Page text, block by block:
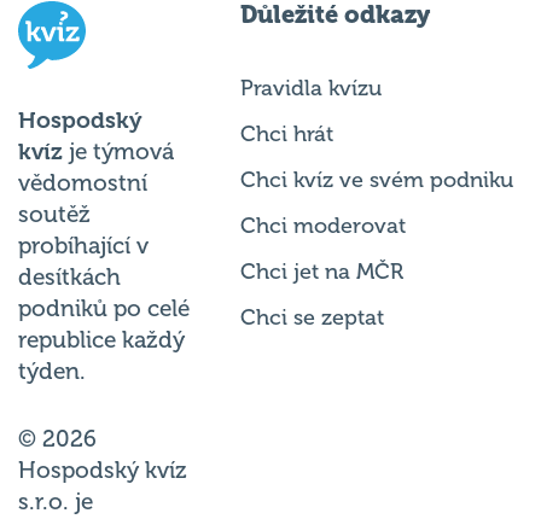
Hospodský
kvíz je týmová
vědomostní
soutěž
probíhající v
desítkách
podniků po celé
republice každý
týden.
© 2026
Hospodský kvíz
s.r.o. je
Důležité odkazy
Pravidla kvízu
Chci hrát
Chci kvíz ve svém podniku
Chci moderovat
Chci jet na MČR
Chci se zeptat